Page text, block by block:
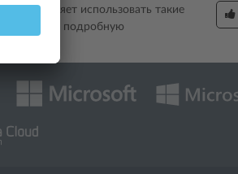
позволяет использовать такие
Более подробную